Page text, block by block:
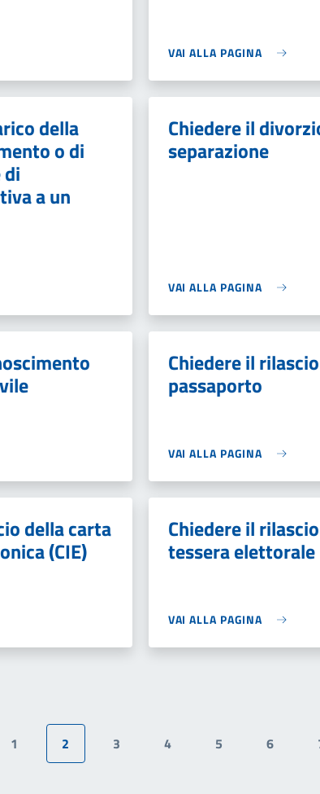
VAI ALLA PAGINA
della
o di
a un
Chiedere il
separazione
VAI ALLA PAGINA
Chiedere il
passaporto
VAI ALLA PAGINA
della carta
(CIE)
Chiedere il
tessera elettorale
VAI ALLA PAGINA
Pagina
1
Pagina attuale
2
Pagina
3
Pagina
4
Pagina
5
Pagina
6